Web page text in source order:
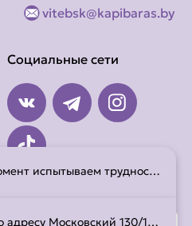
Друзья! В данный момент испытываем трудности с авокадо - он очень твердый. Поэтому по вашей просьбе может быть заменен на огурец. Спасибо за понимание.
Друзья! На отделе по адресу Московский 130/1 (Евроопт) пицца недоступна.
vitebsk@kapibaras.by
Социальные сети